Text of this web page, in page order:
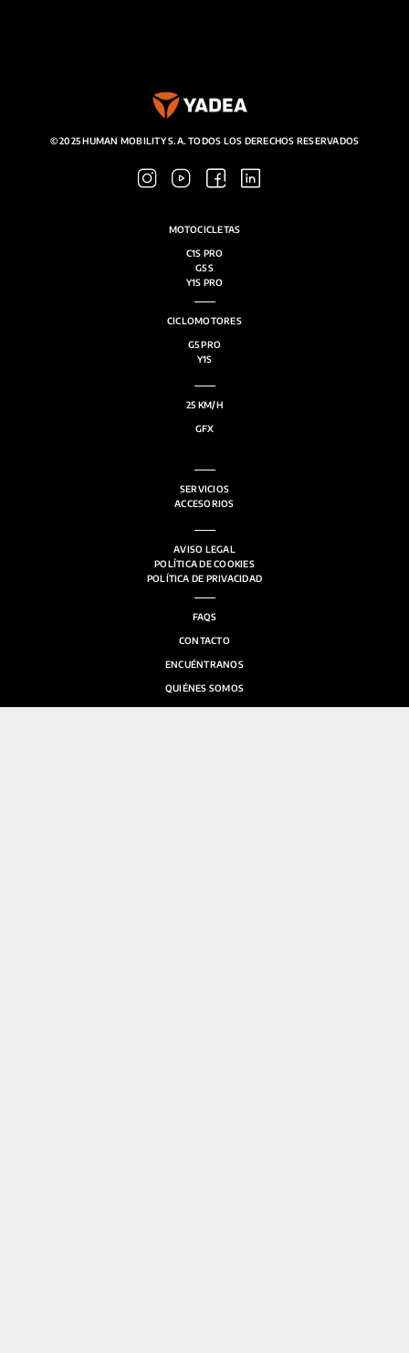
© 2025 HUMAN MOBILITY S.A. TODOS LOS DERECHOS RESERVADOS
MOTOCICLETAS
C1S PRO
G5 S
Y1S PRO
CICLOMOTORES
G5 PRO
Y1S
25 KM/H
GFX
SERVICIOS
ACCESORIOS
AVISO LEGAL
POLÍTICA DE COOKIES
POLÍTICA DE PRIVACIDAD
FAQS
CONTACTO
ENCUÉNTRANOS
QUIÉNES SOMOS